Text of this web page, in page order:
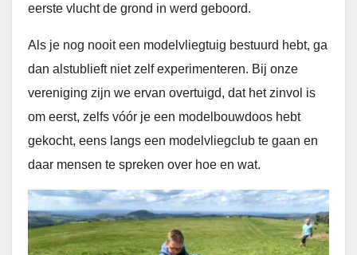
eerste vlucht de grond in werd geboord.
Als je nog nooit een modelvliegtuig bestuurd hebt, ga
dan alstublieft niet zelf experimenteren. Bij onze
vereniging zijn we ervan overtuigd, dat het zinvol is
om eerst, zelfs vóór je een modelbouwdoos hebt
gekocht, eens langs een modelvliegclub te gaan en
daar mensen te spreken over hoe en wat.